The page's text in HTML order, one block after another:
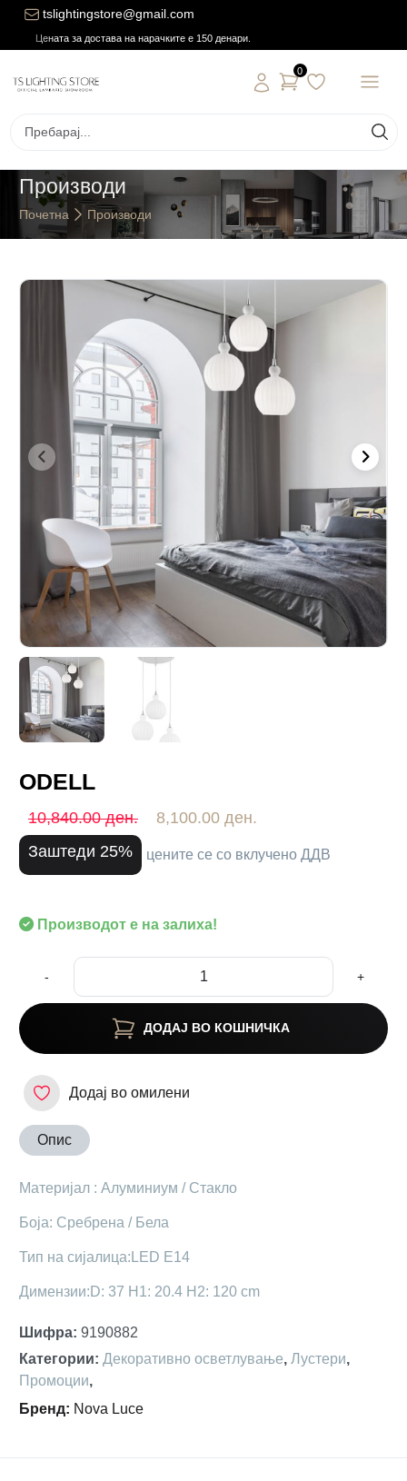
tslightingstore@gmail.com
Цената за достава на нарачките е 150 денари.
0
Производи
Почетна Производи
ODELL
10,840.00 ден.
8,100.00 ден.
Заштеди 25%
цените се со вклучено ДДВ
Производот е на залиха!
- +
ДОДАЈ ВО КОШНИЧКА
Додај во омилени
Опис
Материјал : Алуминиум / Стакло
Боја: Сребрена / Бела
Тип на сијалица:LED Е14
Димензии:D: 37 H1: 20.4 H2: 120 cm
Шифра: 9190882
Категории: Декоративно осветлување, Лустери,
Промоции,
Бренд: Nova Luce